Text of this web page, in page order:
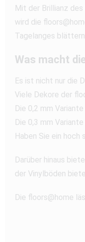
Mit der Brillianz
wird die
Tagelanges
Was macht
Es ist nicht nur die
Viele Dekore der
Die 0,2 mm
Die 0,3 mm
Haben Sie ein
Darüber hinaus
der Vinylböden
Die floors@home